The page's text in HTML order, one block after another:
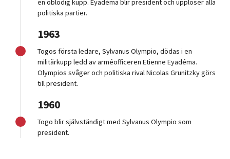
en oblodig kupp. Eyadéma blir president och upplöser alla
politiska partier.
1963
Togos första ledare, Sylvanus Olympio, dödas i en
militärkupp ledd av arméofficeren Etienne Eyadéma.
Olympios svåger och politiska rival Nicolas Grunitzky görs
till president.
1960
Togo blir självständigt med Sylvanus Olympio som
president.